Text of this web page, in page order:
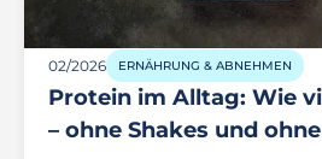
02/2026 ERNÄHRUNG & ABNEHMEN
Protein im Alltag: Wie
– ohne Shakes und